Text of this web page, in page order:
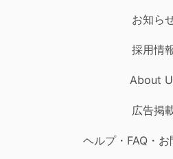
お知ら
採用情
About
広告掲
ヘルプ・FAQ・